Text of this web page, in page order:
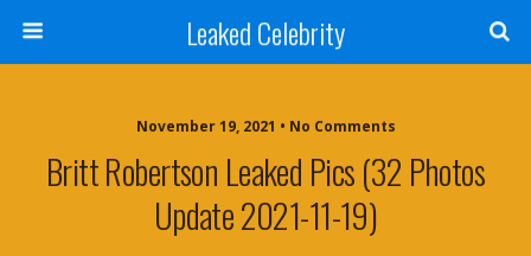
Leaked Celebrity
November 19, 2021 • No Comments
Britt Robertson Leaked Pics (32 Photos
Update 2021-11-19)